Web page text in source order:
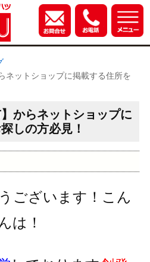
ネットショップに掲載する住所を
】からネットショップに
しの方必見！
ございます！こん
は！